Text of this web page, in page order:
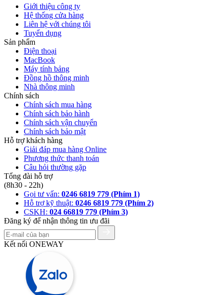
Giới thiệu công ty
Hệ thống cửa hàng
Liên hệ với chúng tôi
Tuyển dụng
Sản phẩm
Điện thoại
MacBook
Máy tính bảng
Đồng hồ thông minh
Nhà thông minh
Chính sách
Chính sách mua hàng
Chính sách bảo hành
Chính sách vận chuyển
Chính sách bảo mật
Hỗ trợ khách hàng
Giải đáp mua hàng Online
Phương thức thanh toán
Câu hỏi thường gặp
Tổng đài hỗ trợ
(8h30 - 22h)
Gọi tư vấn: 0246 6819 779 (Phím 1)
Hỗ trợ kỹ thuật: 0246 6819 779 (Phím 2)
CSKH: 024 66819 779 (Phím 3)
Đăng ký để nhận thông tin ưu đãi
Kết nối ONEWAY